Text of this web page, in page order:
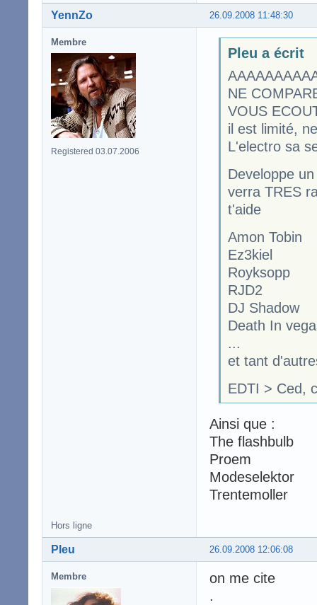
26.09.2008 11:48:30
YennZo
Membre
Registered 03.07.2006
Pleu a écrit
NE
VOUS
il est limité,
L'electro sa
Developpe
verra TRES
t'aide
Amon Tobin
Ez3kiel
Royksopp
RJD2
DJ Shadow
Death In
...
et tant
EDTI > Ced,
Ainsi que :
The flashbulb
Proem
Modeselektor
Trentemoller
Hors ligne
26.09.2008 12:06:08
Pleu
Membre
on me cite
.